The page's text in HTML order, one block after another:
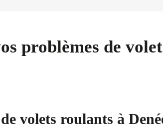
problèmes de
volets roulants à